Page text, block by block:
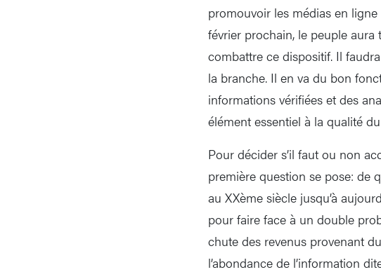
promouvoir les médias en
février prochain, le peuple
combattre ce dispositif. Il
la branche. Il en va du bon
informations vérifiées et des
élément essentiel à la qualité
Pour décider s’il faut ou non
première question se pose: de
au XXème siècle jusqu’à
pour faire face à un double
chute des revenus provenant
l’abondance de l’information